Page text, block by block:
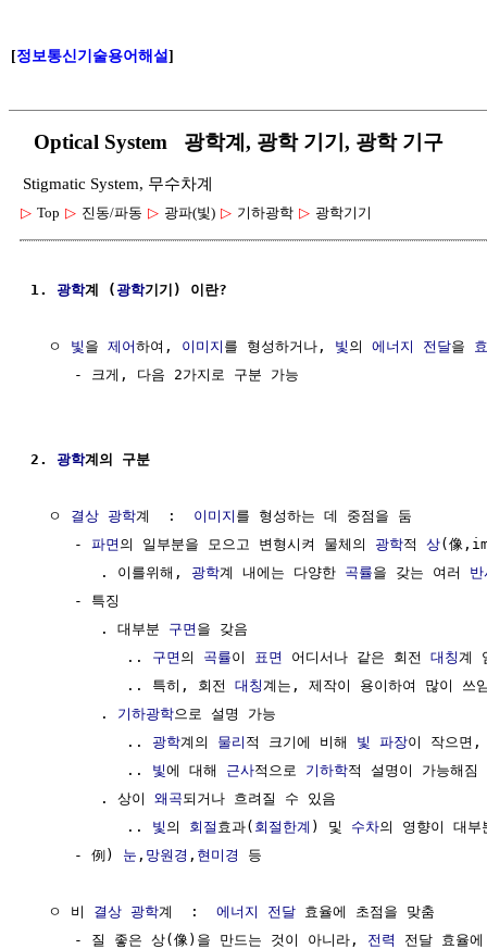
[정보통신기술용어해설]
Optical System 광학계, 광학 기기, 광학 기구
Stigmatic System, 무수차계
▷ Top ▷ 진동/파동 ▷ 광파(빛) ▷ 기하광학 ▷ 광학기기
1. 광학계 ( 광학기기) 이란?
  ㅇ
빛 을 제어하여, 이미지 를 형성하거나, 빛 의 에너지 전달을
     - 크게, 다음 2가지로 구분 가능
2. 광학계의 구분
  ㅇ
결상 광학계  : 이미지 를 형성하는 데 중점을 둠
     -
파면 의 일부분을 모으고 변형시켜 물체의 광학적 상(像
        . 이를위해,
광학계 내에는 다양한 곡률을 갖는 여러 반
     - 특징
        . 대부분
구면 을 갖음
           ..
구면 의 곡률이 표면 어디서나 같은 회전 대칭 계
           .. 특히, 회전
대칭 계는, 제작이 용이하여 많이 쓰
        .
기하광학으로 설명 가능
           ..
광학계의 물리 적 크기에 비해 빛 파장이 작으
           ..
빛에 대해 근사적으로 기하학적 설명이 가능해짐
        . 상이
왜곡되거나 흐려질 수 있음
           ..
빛 의 회절 효과( 회절한계 ) 및 수차의 영향이 대부
     - 例)
눈 , 망원경 , 현미경 등
  ㅇ 비
결상 광학계  : 에너지 전달 효율에 초점을 맞춤
     - 질 좋은 상(像)을 만드는 것이 아니라,
전력
전달 효율